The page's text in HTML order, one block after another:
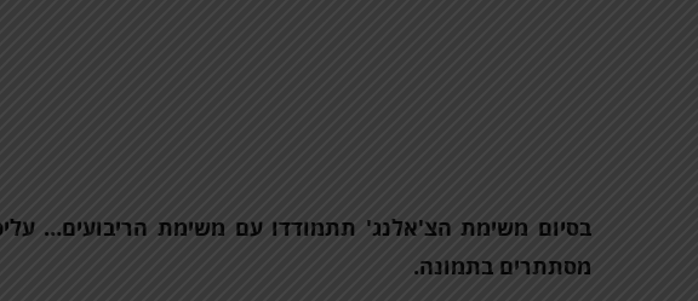
בסיום משימת הצ'אלנג' תתמודדו עם משימת הריבועים…
מסתתרים בתמונה.